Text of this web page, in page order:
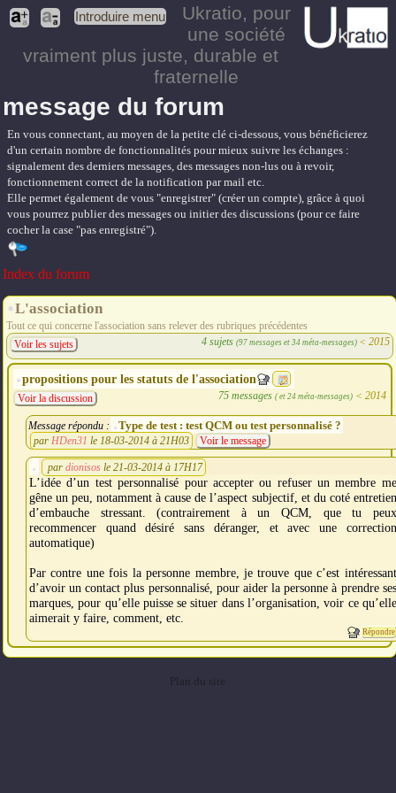
Introduire menu Ukratio, pour
une société
vraiment plus juste, durable et
fraternelle
message du forum
En vous connectant, au moyen de la petite clé ci-dessous, vous bénéficierez
d'un certain nombre de fonctionnalités pour mieux suivre les échanges :
signalement des derniers messages, des messages non-lus ou à revoir,
fonctionnement correct de la notification par mail etc.
Elle permet également de vous "enregistrer" (créer un compte), grâce à quoi
vous pourrez publier des messages ou initier des discussions (pour ce faire
cocher la case "pas enregistré").
Index du forum
L'association
Tout ce qui concerne l'association sans relever des rubriques précédentes
4 sujets (97 messages et 34 méta-messages) < 2015
Voir les sujets
propositions pour les statuts de l'association
75 messages ( et 24 méta-messages)< 2014
Voir la discussion
Message répondu : Type de test : test QCM ou test personnalisé ?
par HDen31 le 18-03-2014 à 21H03 Voir le message
par dionisos le 21-03-2014 à 17H17
L’idée d’un test personnalisé pour accepter ou refuser un membre me
gêne un peu, notamment à cause de l’aspect subjectif, et du coté entretien
d’embauche stressant. (contrairement à un QCM, que tu peux
recommencer quand désiré sans déranger, et avec une correction
automatique)
Par contre une fois la personne membre, je trouve que c’est intéressant
d’avoir un contact plus personnalisé, pour aider la personne à prendre ses
marques, pour qu’elle puisse se situer dans l’organisation, voir ce qu’elle
aimerait y faire, comment, etc.
Répondre
Plan du site